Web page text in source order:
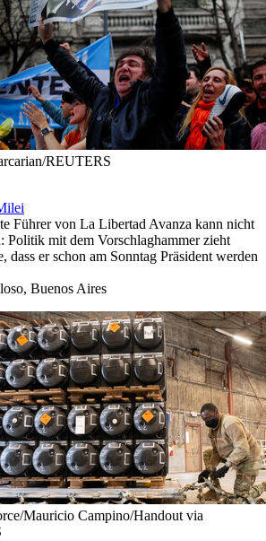
REUTERS
Führer von La Libertad Avanza kann nicht
Politik mit dem Vorschlaghammer zieht
dass er schon am Sonntag Präsident werden
Buenos Aires
Mauricio Campino/Handout via